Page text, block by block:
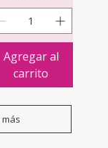
Agregar al
carrito